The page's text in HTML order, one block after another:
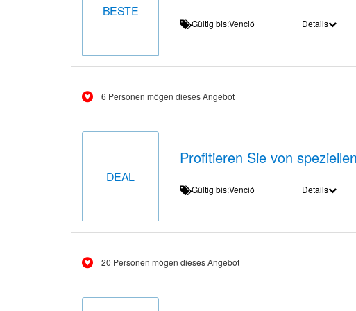
BESTE
Gültig bis:Venció Details
6 Personen mögen dieses Angebot
DEAL
Profitieren Sie von
Gültig bis:Venció Details
20 Personen mögen dieses Angebot